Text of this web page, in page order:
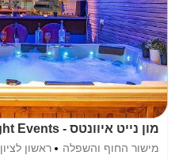
מון נייט איוונטס - Moon Night Events
מישור החוף והשפלה ראשון לציון